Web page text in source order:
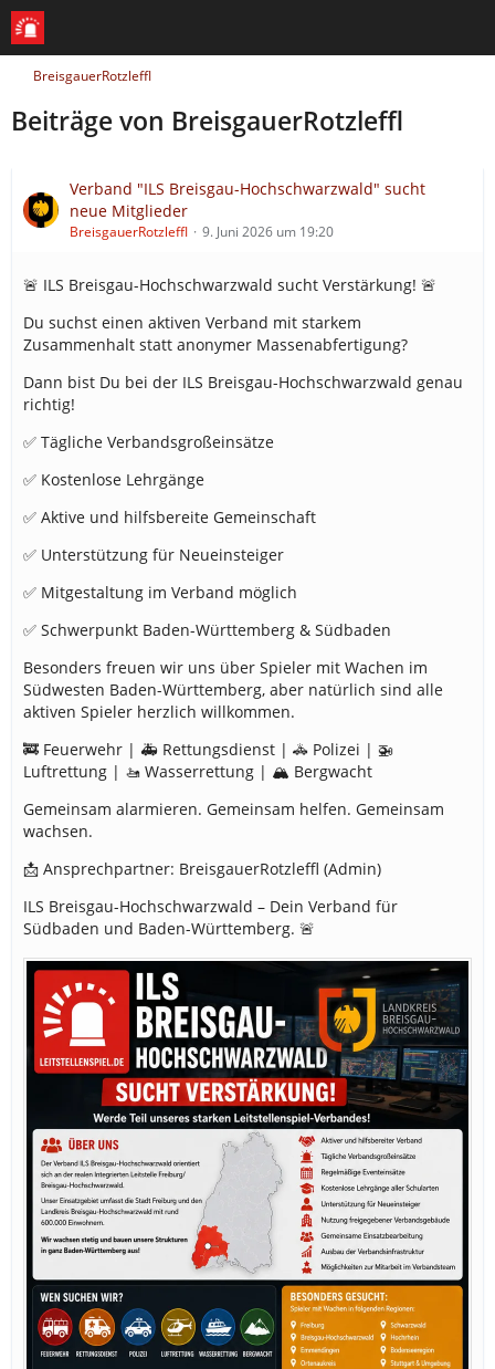
BreisgauerRotzleffl
Beiträge von BreisgauerRotzleffl
Verband "ILS Breisgau-Hochschwarzwald" sucht
neue Mitglieder
BreisgauerRotzleffl 9. Juni 2026 um 19:20
🚨 ILS Breisgau-Hochschwarzwald sucht Verstärkung! 🚨
Du suchst einen aktiven Verband mit starkem
Zusammenhalt statt anonymer Massenabfertigung?
Dann bist Du bei der ILS Breisgau-Hochschwarzwald genau
richtig!
✅ Tägliche Verbandsgroßeinsätze
✅ Kostenlose Lehrgänge
✅ Aktive und hilfsbereite Gemeinschaft
✅ Unterstützung für Neueinsteiger
✅ Mitgestaltung im Verband möglich
✅ Schwerpunkt Baden-Württemberg & Südbaden
Besonders freuen wir uns über Spieler mit Wachen im
Südwesten Baden-Württemberg, aber natürlich sind alle
aktiven Spieler herzlich willkommen.
🚒 Feuerwehr | 🚑 Rettungsdienst | 🚓 Polizei | 🚁
Luftrettung | 🚤 Wasserrettung | 🏔️ Bergwacht
Gemeinsam alarmieren. Gemeinsam helfen. Gemeinsam
wachsen.
📩 Ansprechpartner: BreisgauerRotzleffl (Admin)
ILS Breisgau-Hochschwarzwald – Dein Verband für
Südbaden und Baden-Württemberg. 🚨